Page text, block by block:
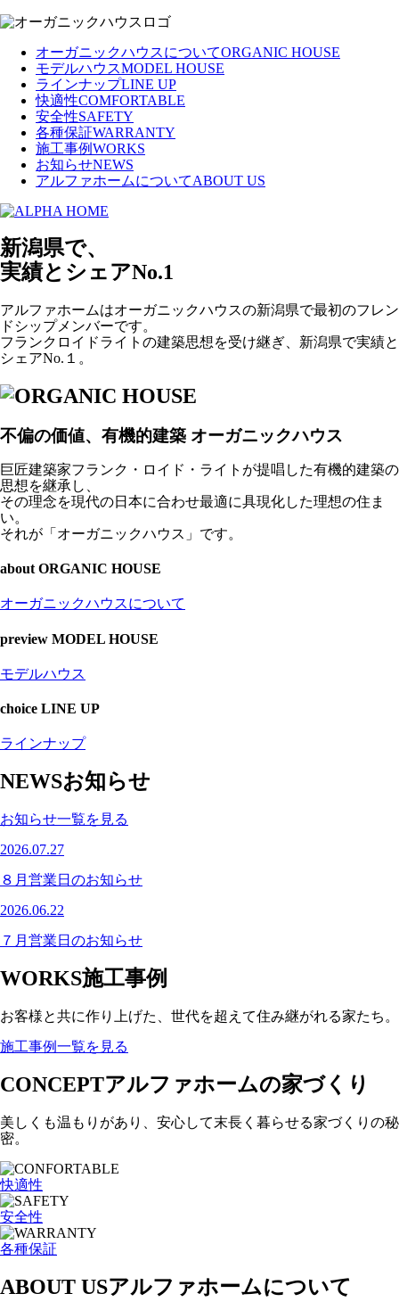
オーガニックハウスについてORGANIC HOUSE
モデルハウスMODEL HOUSE
ラインナップLINE UP
快適性COMFORTABLE
安全性SAFETY
各種保証WARRANTY
施工事例WORKS
お知らせNEWS
アルファホームについてABOUT US
新潟県で、
実績とシェアNo.1
アルファホームはオーガニックハウスの新潟県で最初のフレン
ドシップメンバーです。
フランクロイドライトの建築思想を受け継ぎ、新潟県で実績と
シェアNo.１。
不偏の価値、有機的建築 オーガニックハウス
巨匠建築家フランク・ロイド・ライトが提唱した有機的建築の
思想を継承し、
その理念を現代の日本に合わせ最適に具現化した理想の住ま
い。
それが「オーガニックハウス」です。
about ORGANIC HOUSE
オーガニックハウスについて
preview MODEL HOUSE
モデルハウス
choice LINE UP
ラインナップ
NEWSお知らせ
お知らせ一覧を見る
2026.07.27
８月営業日のお知らせ
2026.06.22
７月営業日のお知らせ
WORKS施工事例
お客様と共に作り上げた、世代を超えて住み継がれる家たち。
施工事例一覧を見る
CONCEPTアルファホームの家づくり
美しくも温もりがあり、安心して末長く暮らせる家づくりの秘
密。
快適性
安全性
各種保証
ABOUT USアルファホームについて